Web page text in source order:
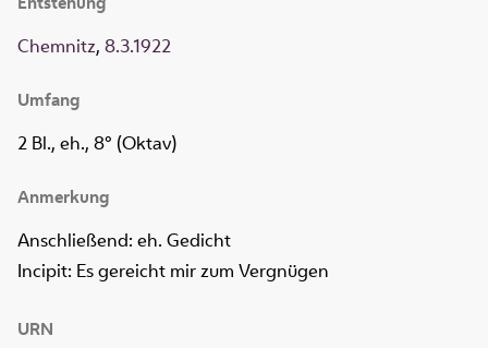
Chemnitz, 8.3.1922
Umfang
2 Bl., eh., 8° (Oktav)
Anmerkung
Anschließend: eh. Gedicht
Incipit: Es gereicht mir zum Vergnügen
URN